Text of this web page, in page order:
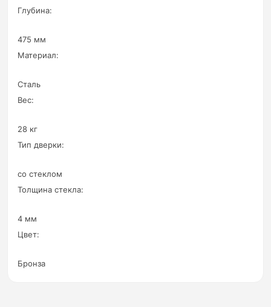
Глубина:
475 мм
Материал:
Сталь
Вес:
28 кг
Тип дверки:
со стеклом
Толщина стекла:
4 мм
Цвет:
Бронза